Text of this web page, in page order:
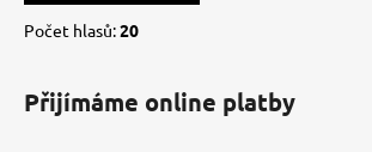
Počet hlasů:20
Přijímáme online platby